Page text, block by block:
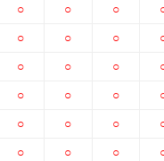
○
○
○
○
○
○
○
○
○
○
○
○
○
○
○
○
○
○